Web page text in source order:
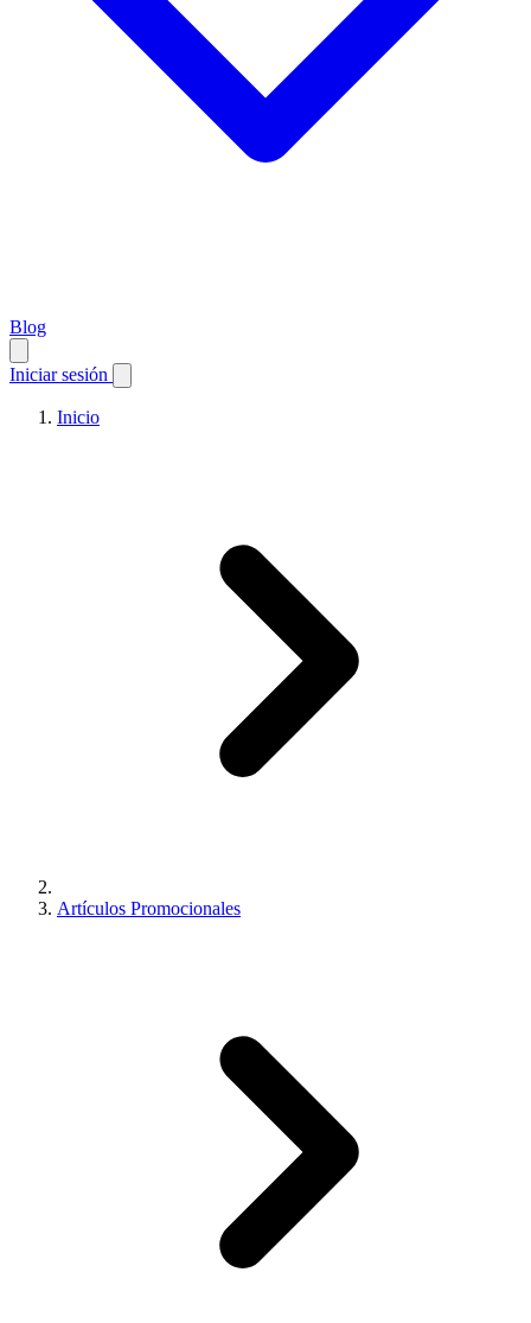
Blog
Iniciar sesión
Inicio
Artículos Promocionales